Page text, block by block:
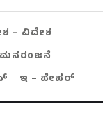
– ವಿದೇಶ
ಮನರಂಜನೆ
ಇ – ಪೇಪರ್